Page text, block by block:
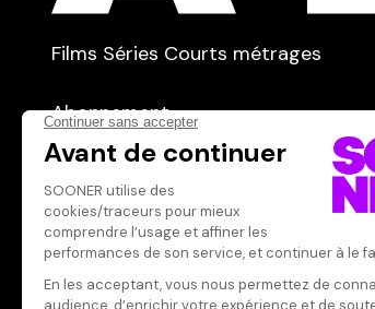
Films Séries Courts métrages
Abonnement